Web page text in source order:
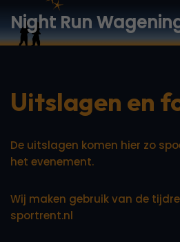
Ga
Night Run
Uitslagen en
De uitslagen komen hier zo
het evenement.
Wij maken gebruik van de
sportrent.nl